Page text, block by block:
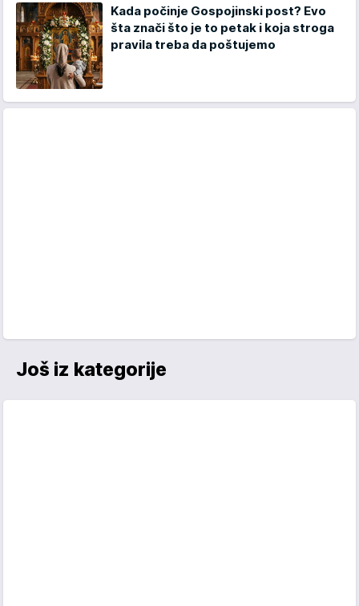
Kada počinje Gospojinski post? Evo
šta znači što je to petak i koja stroga
pravila treba da poštujemo
Još iz kategorije